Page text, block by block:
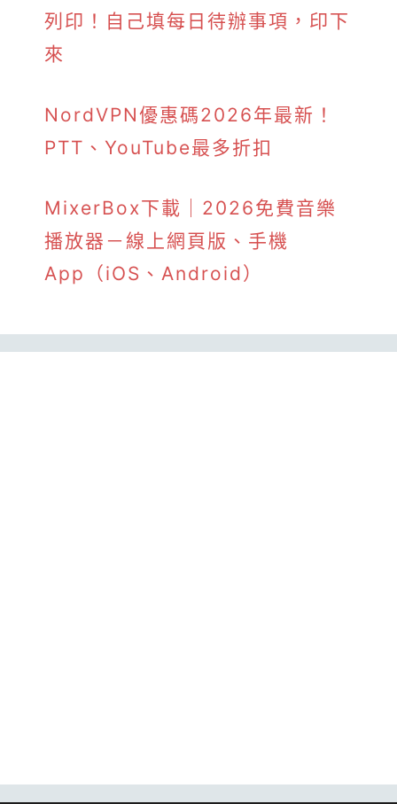
列印！自己填每日待辦事項，印下
來
NordVPN優惠碼2026年最新！
PTT、YouTube最多折扣
MixerBox下載｜2026免費音樂
播放器－線上網頁版、手機
App（iOS、Android）